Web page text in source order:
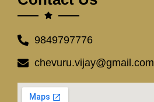
9849797776
chevuru.vijay@gmail.com